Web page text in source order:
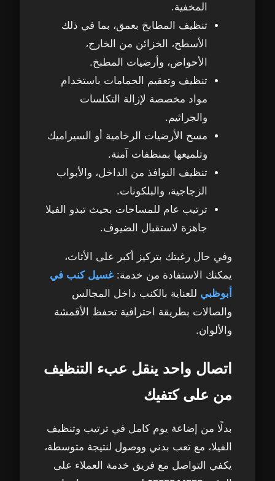
40 كم مرة يُنصح بتنظيف الفلل في شخبوط
تنظيفًا عميقًا؟
هل يمكن الجمع بين تنظيف الفلل وخدمات
أخرى في نفس الزيارة؟
42 هل مواد التنظيف آمنة للأطفال والحامل؟
43 هل تقدمون خدمة تنظيف فلل في مناطق
أخرى غير شخبوط؟
احجز تنظيف فيلتك في شخبوط الآن مع Top
H Clean
المخفية.
تنظيف المطابخ بعمق، بما في ذلك
الأسطح، الخزائن من الخارج،
الأحواض، وأرضيات المطبخ.
تنظيف وتعقيم الحمامات باستخدام
مواد مخصصة لإزالة التكلسات
والجراثيم.
مسح الأرضيات الرخامية أو السيراميك
وتلميعها بمنظفات آمنة.
تنظيف النوافذ من الداخل، والأبواب
الزجاجية، والبلكونات.
ترتيب عام للمساحات بحيث تبدو الفيلا
جاهزة لاستقبال الضيوف.
وفي حال رغبتك بتركيز أكبر على الأثاث،
يمكنك الاستفادة من خدمة:غسيل كنب في
أبوظبي للعناية بالكنب داخل المجالس
والصالات بطريقة احترافية تحفظ الأقمشة
والألوان.
اتصال واحد ينقل عبء التنظيف
من على كتفيك
بدلًا من إضاعة يوم كامل في ترتيب وتنظيف
الفيلا، مع تعب بدني ووصول لنتيجة متوسطة،
يكفي التواصل مع فريق خدمة العملاء على